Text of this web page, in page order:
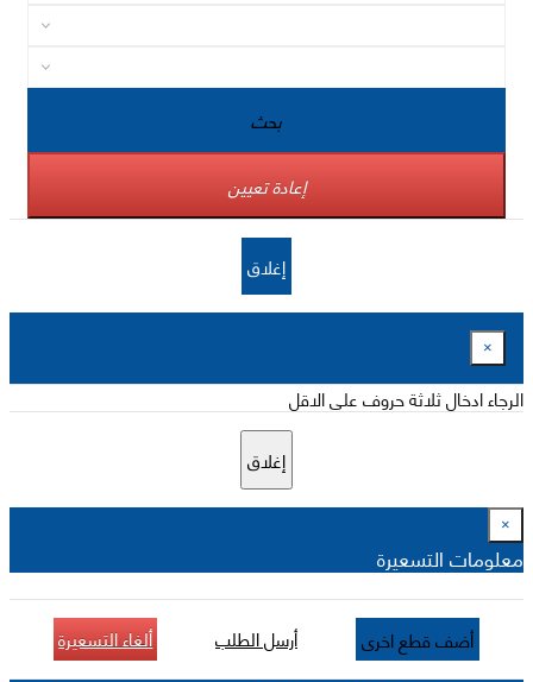
بحث
إعادة تعيين
إغلاق
×
الرجاء ادخال ثلاثة حروف على الاقل
إغلاق
×
معلومات التسعيرة
أضف قطع اخرى أرسل الطلب ألغاء التسعيرة